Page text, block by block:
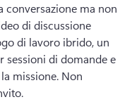
ma non
di discussione
di lavoro ibrido, un
sessioni di domande e
missione. Non